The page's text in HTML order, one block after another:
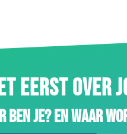
EERST OVER
ben je? En waar